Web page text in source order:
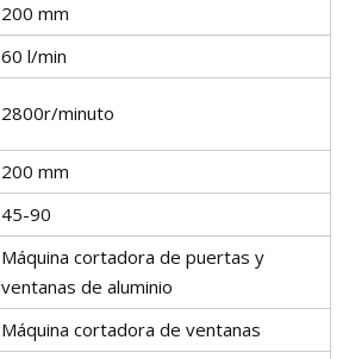
200 mm
60 l/min
2800r/minuto
200 mm
45-90
Máquina cortadora de puertas y
ventanas de aluminio
Máquina cortadora de ventanas